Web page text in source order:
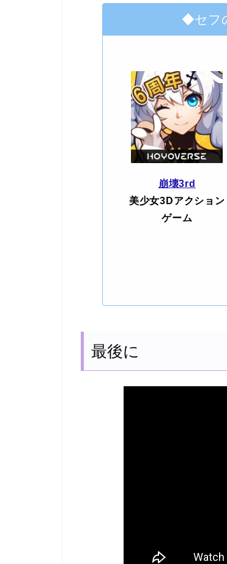
◆セフ
崩壊3rd
美少女3Dアクション
ゲーム
最後に